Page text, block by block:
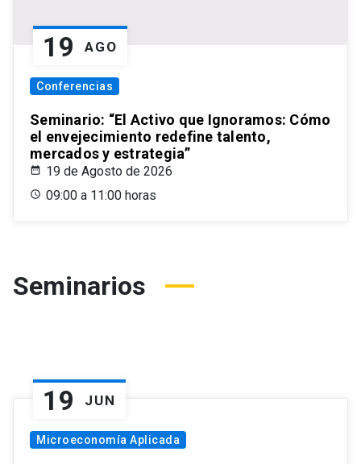
19 AGO
Conferencias
Seminario: “El Activo que Ignoramos: Cómo
el envejecimiento redefine talento,
mercados y estrategia”
19 de Agosto de 2026
09:00 a 11:00 horas
Seminarios
19 JUN
Microeconomía Aplicada